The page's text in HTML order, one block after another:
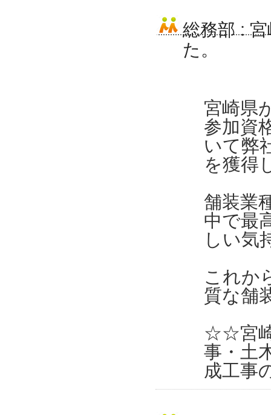
総務部 :
た。
宮崎県
参加資
いて弊
を獲得
舗装業
中で最
しい気
これか
質な舗
☆☆宮崎
事・土
成工事